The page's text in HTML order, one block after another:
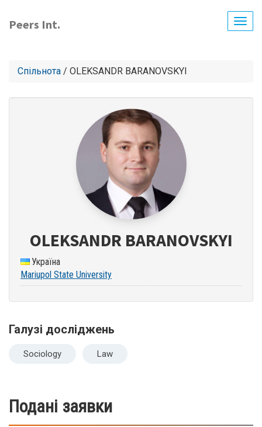
до
основного
Peers Int.
Спільнота / OLEKSANDR BARANOVSKYI
OLEKSANDR BARANOVSKYI
Україна
Mariupol State University
Галузі досліджень
Sociology Law
Подані заявки